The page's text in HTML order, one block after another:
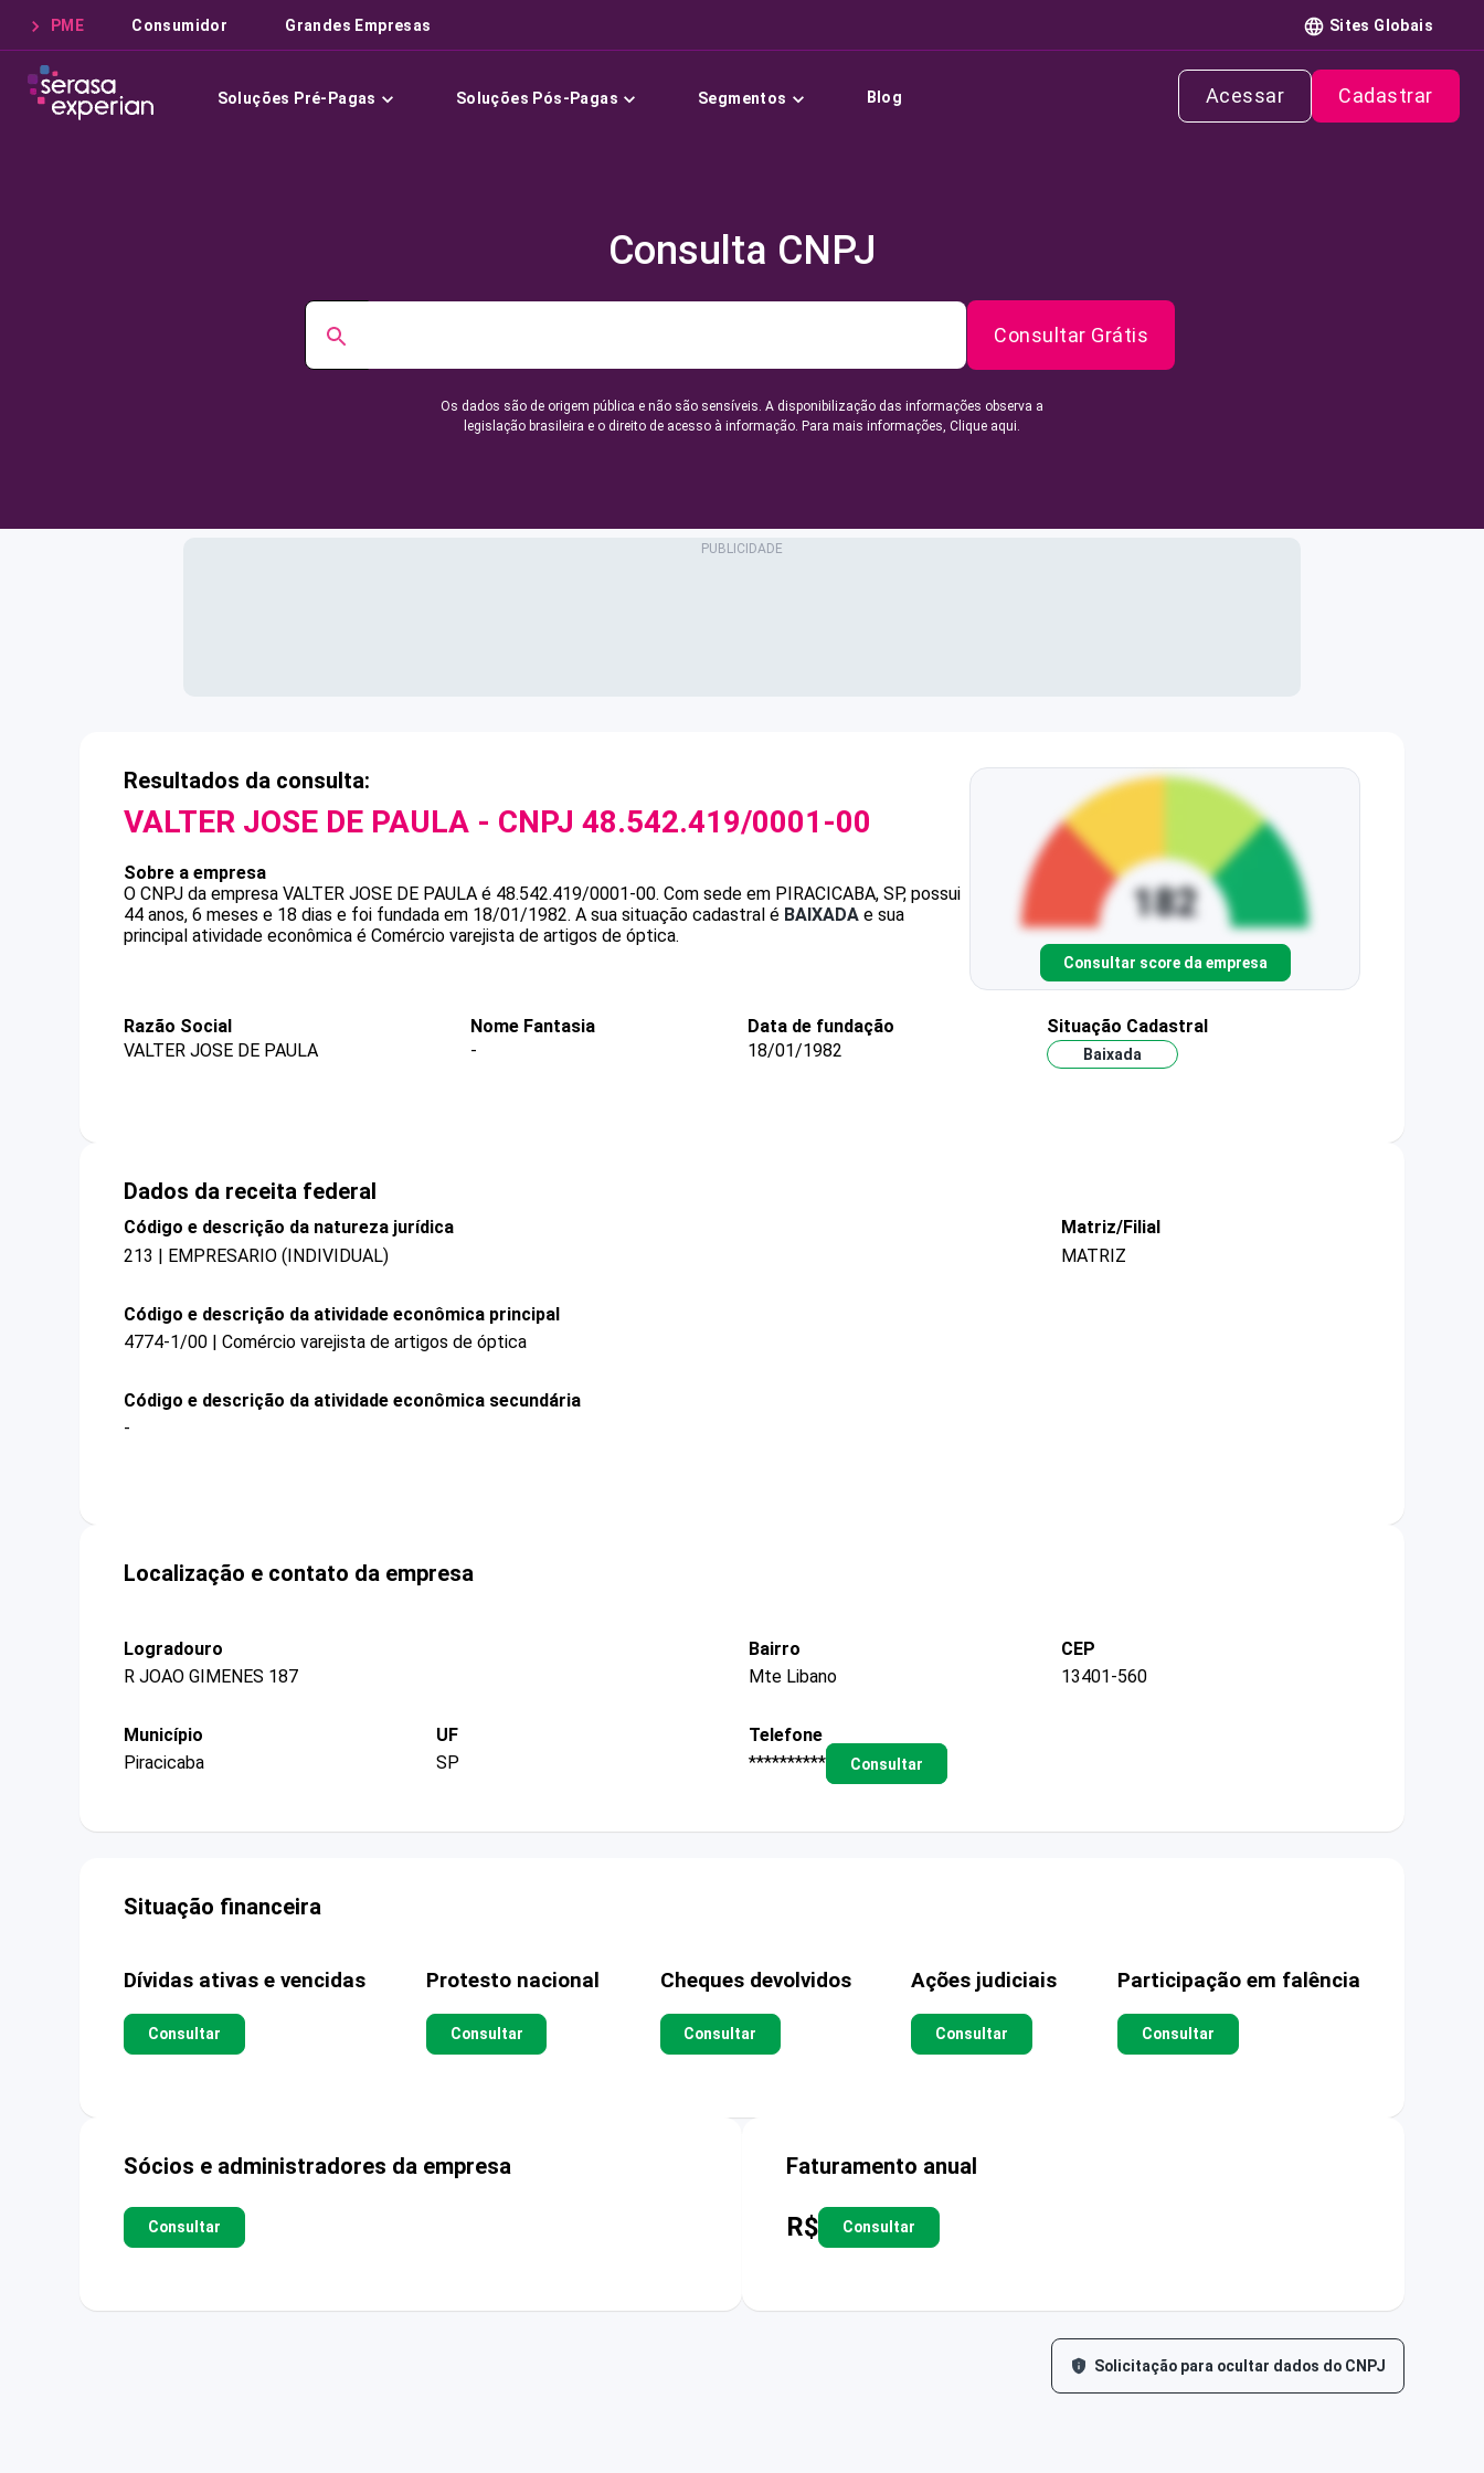
PME Consumidor Grandes Empresas Sites Globais
Soluções Pré-Pagas Soluções Pós-Pagas Segmentos Blog Acessar Cadastrar
Consulta CNPJ
Consultar Grátis
Os dados são de origem pública e não são sensíveis. A disponibilização das informações observa a
legislação brasileira e o direito de acesso à informação. Para mais informações, Clique aqui.
Resultados da consulta:
VALTER JOSE DE PAULA - CNPJ 48.542.419/0001-00
Sobre a empresa
O CNPJ da empresa VALTER JOSE DE PAULA é 48.542.419/0001-00. Com sede em PIRACICABA, SP, possui
44 anos, 6 meses e 18 dias e foi fundada em 18/01/1982. A sua situação cadastral é BAIXADA e sua
principal atividade econômica é Comércio varejista de artigos de óptica.
Consultar score da empresa
Razão Social
VALTER JOSE DE PAULA
Nome Fantasia
-
Data de fundação
18/01/1982
Situação Cadastral
Baixada
Dados da receita federal
Código e descrição da natureza jurídica
213 | EMPRESARIO (INDIVIDUAL)
Matriz/Filial
MATRIZ
Código e descrição da atividade econômica principal
4774-1/00 | Comércio varejista de artigos de óptica
Código e descrição da atividade econômica secundária
-
Localização e contato da empresa
Logradouro
R JOAO GIMENES 187
Bairro
Mte Libano
CEP
13401-560
Município
Piracicaba
UF
SP
Telefone
**********
Consultar
Situação financeira
Dívidas ativas e vencidas
Consultar
Protesto nacional
Consultar
Cheques devolvidos
Consultar
Ações judiciais
Consultar
Participação em falência
Consultar
Sócios e administradores da empresa
Consultar
Faturamento anual
R$ Consultar
Solicitação para ocultar dados do CNPJ